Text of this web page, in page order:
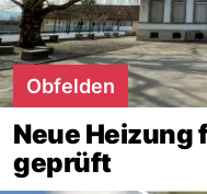
Obfelden
Neue Heizung
geprüft